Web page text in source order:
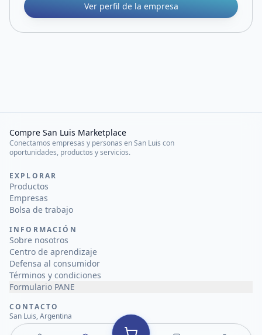
Ver perfil de la empresa
Compre San Luis Marketplace
Conectamos empresas y personas en San Luis con
oportunidades, productos y servicios.
EXPLORAR
Productos
Empresas
Bolsa de trabajo
INFORMACIÓN
Sobre nosotros
Centro de aprendizaje
Defensa al consumidor
Términos y condiciones
Formulario PANE
CONTACTO
San Luis, Argentina